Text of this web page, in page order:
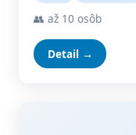
👥 až 10 osôb
Detail →